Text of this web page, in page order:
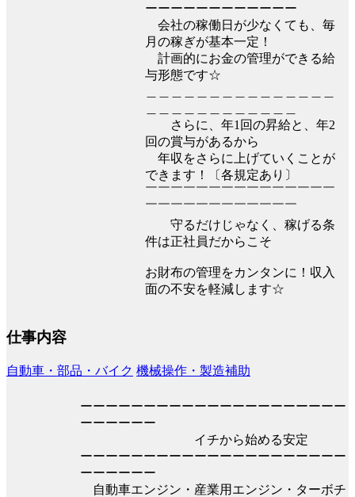
ーーーーーーーーーーーー
会社の稼働日が少なくても、毎
月の稼ぎが基本一定！
計画的にお金の管理ができる給
与形態です☆
さらに、年1回の昇給と、年2
回の賞与があるから
年収をさらに上げていくことが
できます！〔各規定あり〕
￣￣￣￣￣￣￣￣￣￣￣￣￣￣￣
￣￣￣￣￣￣￣￣￣￣￣￣
守るだけじゃなく、稼げる条
件は正社員だからこそ
お財布の管理をカンタンに！収入
面の不安を軽減します☆
仕事内容
自動車・部品・バイク 機械操作・製造補助
ーーーーーーーーーーーーーーーーーーーーー
ーーーーーー
イチから始める安定
ーーーーーーーーーーーーーーーーーーーーー
ーーーーーー
自動車エンジン・産業用エンジン・ターボチ